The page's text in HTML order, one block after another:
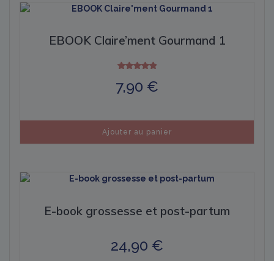
EBOOK Claire’ment Gourmand 1
5.00
sur 5
7,90 €
Ajouter au panier
E-book grossesse et post-partum
24,90 €